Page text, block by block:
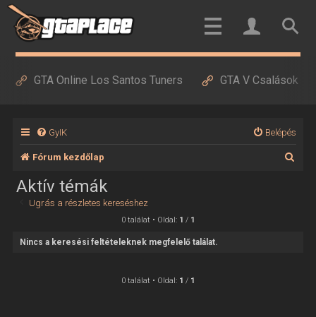
GTA Online Los Santos Tuners GTA V Csalások
GyIK Belépés
Fórum kezdőlap
Aktív témák
Ugrás a részletes kereséshez
0 találat • Oldal: 1 / 1
Nincs a keresési feltételeknek megfelelő találat.
0 találat • Oldal: 1 / 1